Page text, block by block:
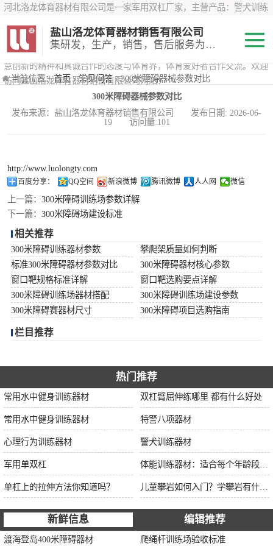
河北洛龙体育器材有限公司是一家军用双杠厂家，主营产品：警犬训练
*训练器材、400米障碍器材、军用单杠、军用双杠、军犬训练器材等训
练器材，咨询攀岩墙价格？在线咨询客服，公司以顾客至上的原则，锐
意创新的精神和真诚合作的态度与体育界，体育爱好者合作交流。欢迎
访问盐山洛龙体育器材销售有限公司网站！
盐山洛龙体育器材销售有限公司
集研发，生产，销售，售后服务为一体
当前位置：首页›常见问答› 300米障碍器械参数对比
300米障碍器械参数对比
发布来源：盐山洛龙体育器材销售有限公司 发布日期: 2026-06-
19 访问量:101
http://www.luolongty.com
百度分享： QQ空间 新浪微博 腾讯微博 人人网 微信
上一篇： 300米障碍训练场参数详解
下一篇： 300米障碍场建设标准
相关推荐
300米障碍训练器材参数
攀爬架质量如何判断
标准300米障碍器材参数对比
300米障碍器材核心参数
窗口靶规格标准详解
窗口靶选购要点详解
300米障碍训练场器材搭配
300米障碍训练场建设参数
300米障碍赛器材尺寸
300米障碍项目选购指南
栏目推荐
热门推荐
常用水中健身训练器材 双杠臂屈伸练哪里 都有什么好处
常用水中健身训练器材 特警八项器材
心理行为训练器材 警犬训练器材
军用单双杠
单杠上的拉伸方法你知道吗？
新鲜信息 编辑推荐
渡海登岛400米障碍器材 爬绳杆训练场验收标准
200米障碍器材
心理行为训练器
警犬训练器材
军用单双杠
400米障碍器材